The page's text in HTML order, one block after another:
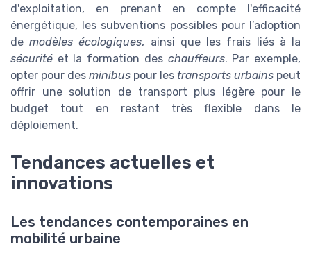
d'exploitation, en prenant en compte l'efficacité
énergétique, les subventions possibles pour l’adoption
demodèles écologiques, ainsi que les frais liés à la
sécurité et la formation des chauffeurs. Par exemple,
opter pour des minibus pour les transports urbains peut
offrir une solution de transport plus légère pour le
budget tout en restant très flexible dans le
déploiement.
Tendances actuelles et
innovations
Les tendances contemporaines en
mobilité urbaine